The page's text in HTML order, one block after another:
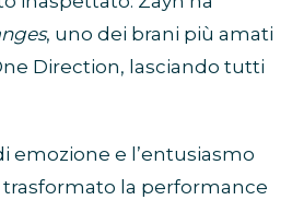
, uno dei brani più amati
Direction, lasciando tutti
emozione e l’entusiasmo
la performance